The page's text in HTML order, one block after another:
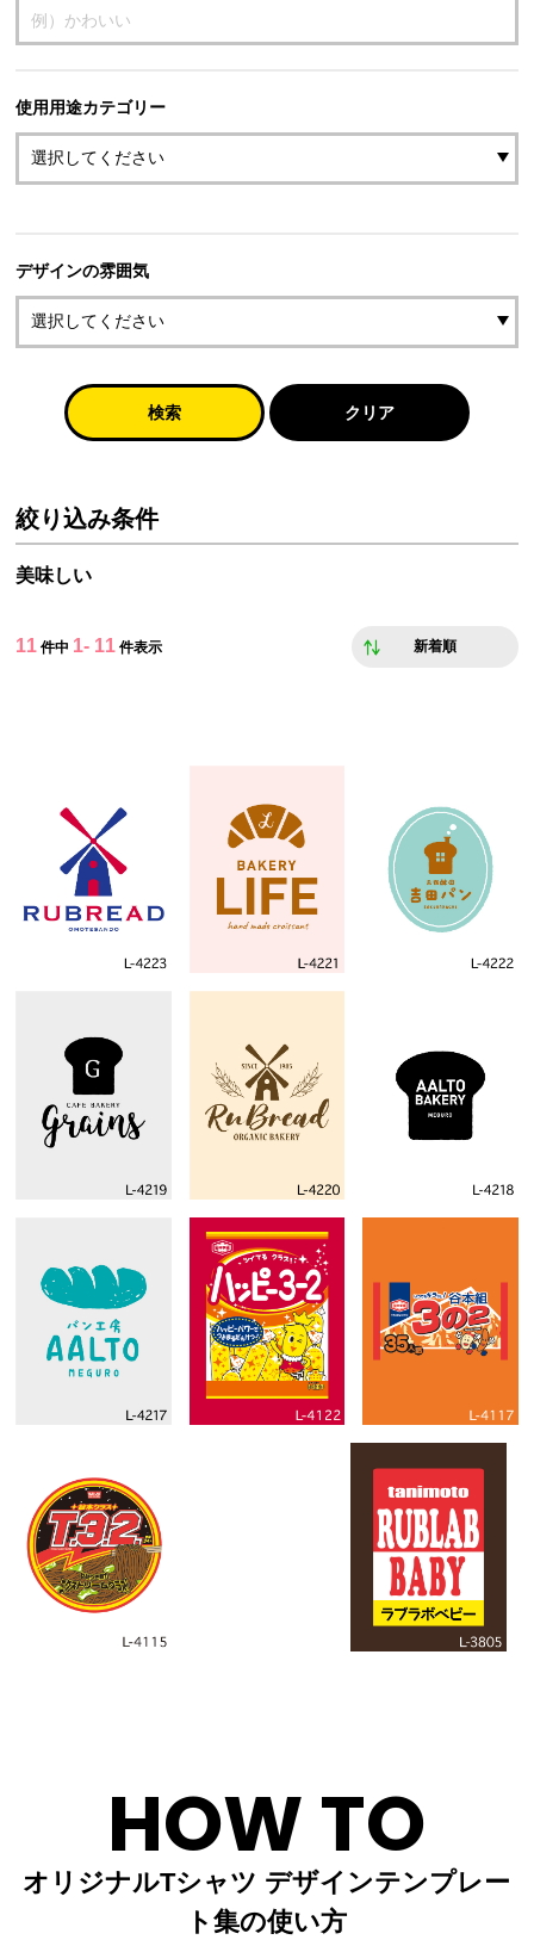
使用用途カテゴリー
デザインの雰囲気
検索 クリア
絞り込み条件
美味しい
11 件中 1- 11 件表示 新着順
HOW TO
オリジナルTシャツ デザインテンプレー
ト集の使い方